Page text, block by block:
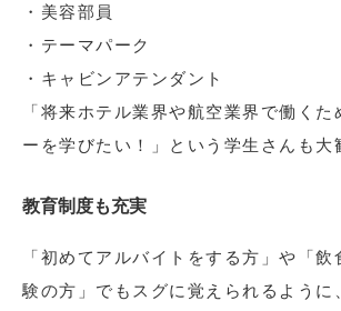
・美容部員
・テーマパーク
・キャビンアテンダント
「将来ホテル業界や航空業界で働くた
ーを学びたい！」という学生さんも大
教育制度も充実
「初めてアルバイトをする方」や「飲
験の方」でもスグに覚えられるように